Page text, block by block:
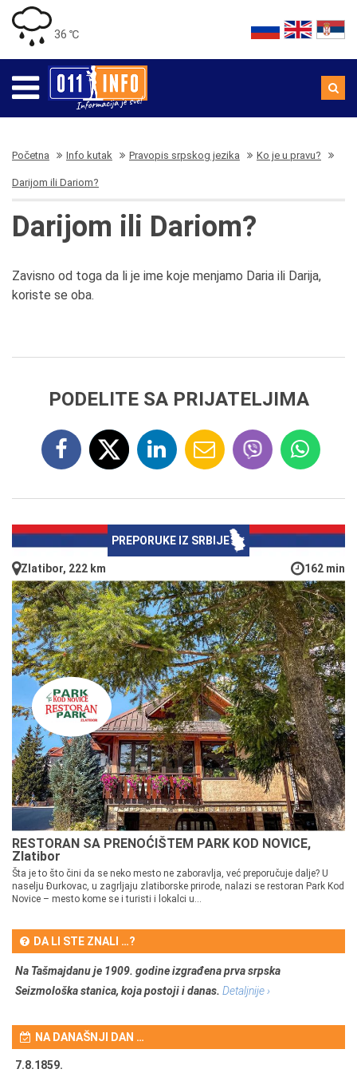
36 ℃
Početna Info kutak Pravopis srpskog jezika Ko je u pravu?
Darijom ili Dariom?
Darijom ili Dariom?
Zavisno od toga da li je ime koje menjamo Daria ili Darija,
koriste se oba.
PODELITE SA PRIJATELJIMA
PREPORUKE IZ SRBIJE
Zlatibor, 222 km 162 min
RESTORAN SA PRENOĆIŠTEM PARK KOD NOVICE,
Zlatibor
Šta je to što čini da se neko mesto ne zaboravlja, već preporučuje dalje? U
naselju Đurkovac, u zagrljaju zlatiborske prirode, nalazi se restoran Park Kod
Novice – mesto kome se i turisti i lokalci u...
DA LI STE ZNALI …?
Na Tašmajdanu je 1909. godine izgrađena prva srpska
Seizmološka stanica, koja postoji i danas. Detaljnije ›
NA DANAŠNJI DAN …
7.8.1859.